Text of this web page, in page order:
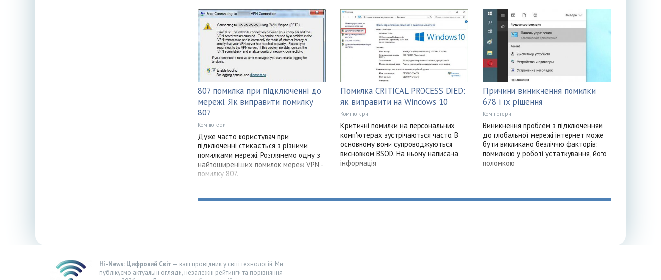
807 помилка при підключенні до
мережі. Як виправити помилку
807
Компютери
Дуже часто користувач при
підключенні стикається з різними
помилками мережі. Розглянемо одну з
найпоширеніших помилок мереж VPN -
помилку 807.
Помилка CRITICAL PROCESS DIED:
як виправити на Windows 10
Компютери
Критичні помилки на персональних
комп'ютерах зустрічаються часто. В
основному вони супроводжуються
висновком BSOD. На ньому написана
інформація
Причини виникнення помилки
678 і їх рішення
Компютери
Виникнення проблем з підключенням
до глобальної мережі інтернет може
бути викликано безліччю факторів:
помилкою у роботі устаткування, його
поломкою
Hi-News: Цифровий Світ — ваш провідник у світі технологій. Ми
публікуємо актуальні огляди, незалежні рейтинги та порівняння